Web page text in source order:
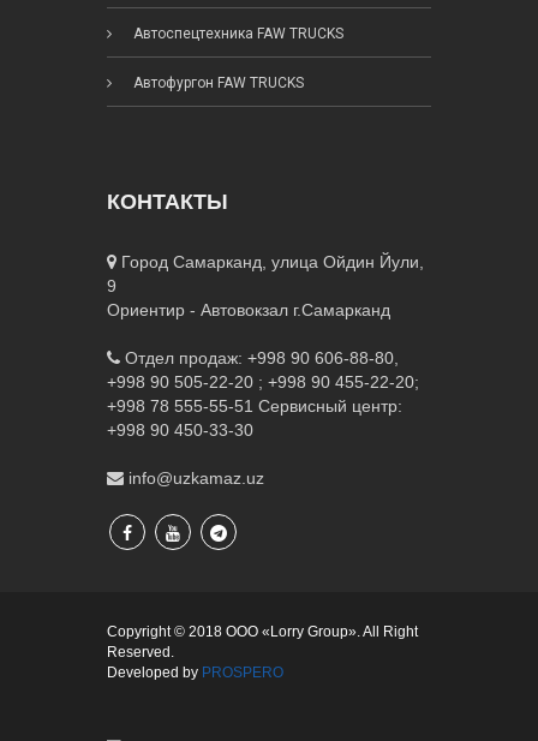
Автоспецтехника FAW TRUCKS
Автофургон FAW TRUCKS
КОНТАКТЫ
Город Самарканд, улица Ойдин Йули,
9
Ориентир - Автовокзал г.Самарканд
Отдел продаж: +998 90 606-88-80,
+998 90 505-22-20 ; +998 90 455-22-20;
+998 78 555-55-51 Сервисный центр:
+998 90 450-33-30
info@uzkamaz.uz
Copyright © 2018 ООО «Lorry Group». All Right
Reserved.
Developed by PROSPERO